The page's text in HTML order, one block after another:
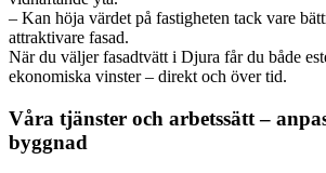
– Kan höja värdet på fastigheten tack vare
attraktivare fasad.
När du väljer fasadtvätt i Djura får du både
ekonomiska vinster – direkt och över tid.
Våra tjänster och arbetssätt –
byggnad